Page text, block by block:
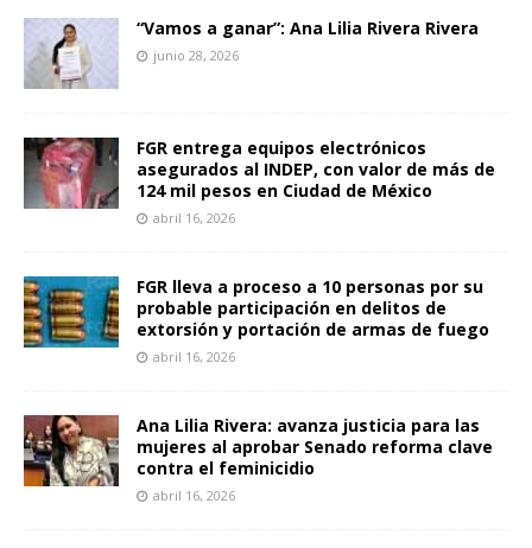
“Vamos a ganar”: Ana Lilia Rivera Rivera
junio 28, 2026
FGR entrega equipos electrónicos
asegurados al INDEP, con valor de más de
124 mil pesos en Ciudad de México
abril 16, 2026
FGR lleva a proceso a 10 personas por su
probable participación en delitos de
extorsión y portación de armas de fuego
abril 16, 2026
Ana Lilia Rivera: avanza justicia para las
mujeres al aprobar Senado reforma clave
contra el feminicidio
abril 16, 2026